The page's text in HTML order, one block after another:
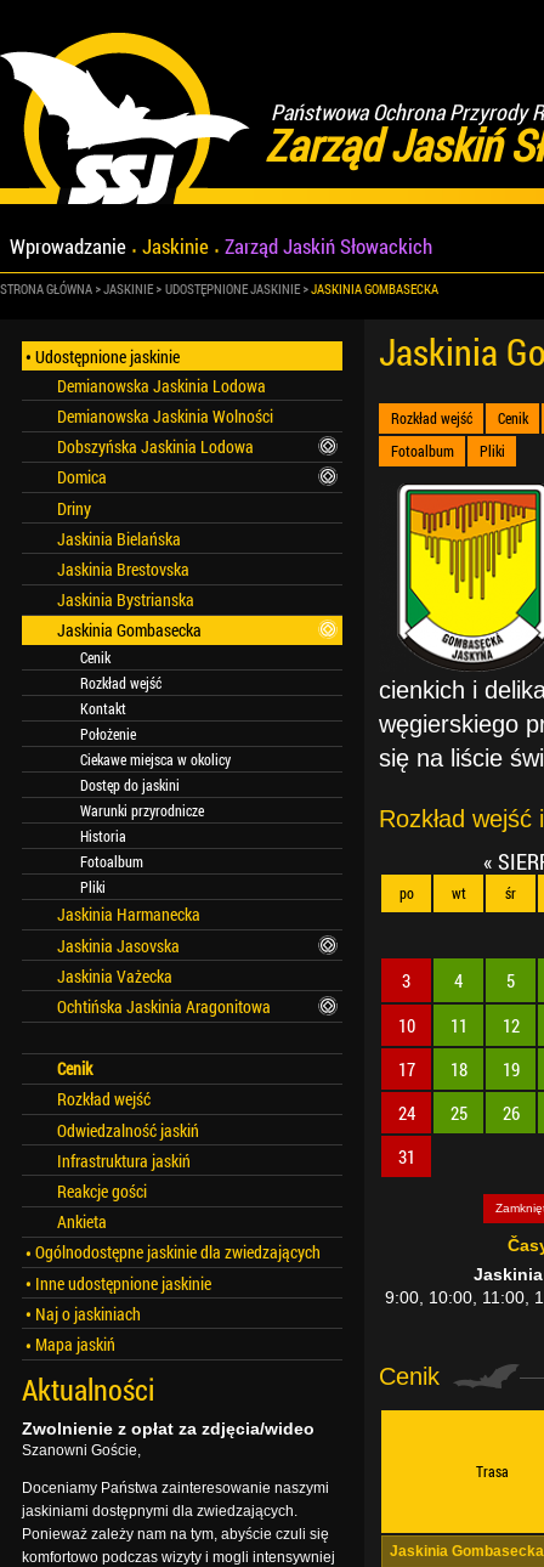
Państwowa Ochrona Przyrody
Zarząd Jaskiń
Wprowadzanie Jaskinie Zarząd Jaskiń Słowackich
STRONA GŁÓWNA JASKINIE UDOSTĘPNIONE JASKINIE JASKINIA GOMBASECKA
Jaskinia
Rozkład wejść
Cenik
Fotoalbum
Pliki
cienkich i
węgierskiego
się na liście
Rozkład
«
po wt śr
3 4
5
10
11
12
17
18
19
24
25
26
31
9:00, 10:00, 11:00,
Cenik
Trasa
Jaskinia Gombasecka
Udostępnione jaskinie
Demianowska Jaskinia Lodowa
Demianowska Jaskinia Wolności
Dobszyńska Jaskinia Lodowa
Domica
Driny
Jaskinia Bielańska
Jaskinia Brestovska
Jaskinia Bystrianska
Jaskinia Gombasecka
Cenik
Rozkład wejść
Kontakt
Położenie
Ciekawe miejsca w okolicy
Dostęp do jaskini
Warunki przyrodnicze
Historia
Fotoalbum
Pliki
Jaskinia Harmanecka
Jaskinia Jasovska
Jaskinia Vażecka
Ochtińska Jaskinia Aragonitowa
Cenik
Rozkład wejść
Odwiedzalność jaskiń
Infrastruktura jaskiń
Reakcje gości
Ankieta
Ogólnodostępne jaskinie dla zwiedzających
Inne udostępnione jaskinie
Naj o jaskiniach
Mapa jaskiń
Aktualności
Zwolnienie z opłat za zdjęcia/wideo
Szanowni Goście,
Doceniamy Państwa zainteresowanie naszymi
jaskiniami dostępnymi dla zwiedzających.
Ponieważ zależy nam na tym, abyście czuli się
komfortowo podczas wizyty i mogli intensywniej